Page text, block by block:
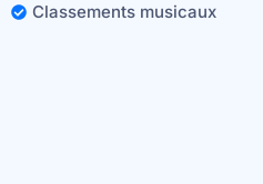
Classements musicaux